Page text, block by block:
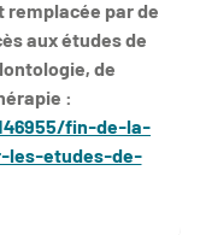
remplacée par de
aux études de
de
:
fin-de-la-
les-etudes-de-